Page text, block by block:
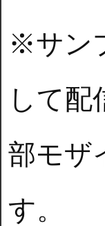
※サン
して
部モザ
す。